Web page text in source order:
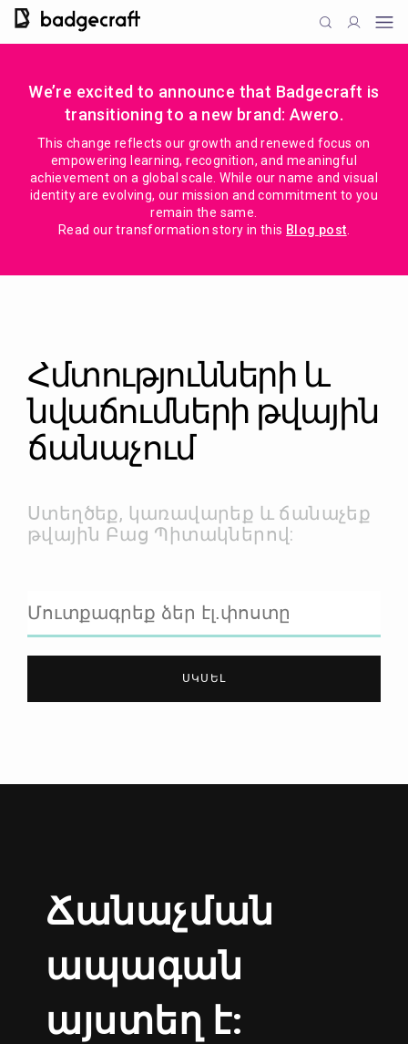
We’re excited to announce that Badgecraft is
transitioning to a new brand: Awero.
This change reflects our growth and renewed focus on
empowering learning, recognition, and meaningful
achievement on a global scale. While our name and visual
identity are evolving, our mission and commitment to you
remain the same.
Read our transformation story in this Blog post
Հմտությունների և
նվաճումների թվային
ճանաչում
Ստեղծեք, կառավարեք և ճանաչեք
թվային Բաց Պիտակներով:
ՍԿՍԵԼ
Ճանաչման
ապագան
այստեղ է: